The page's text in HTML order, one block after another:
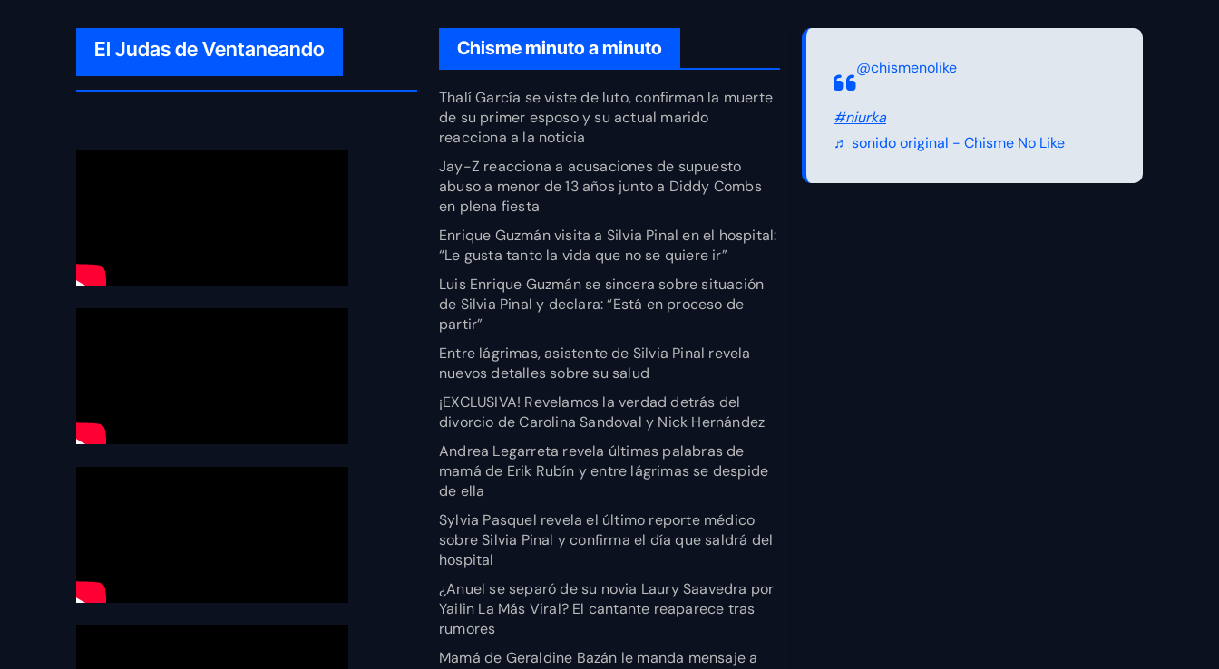
El Judas de Ventaneando Chisme minuto a minuto
Thalí García se viste de luto, confirman la muerte
de su primer esposo y su actual marido
reacciona a la noticia
Jay-Z reacciona a acusaciones de supuesto
abuso a menor de 13 años junto a Diddy Combs
en plena fiesta
Enrique Guzmán visita a Silvia Pinal en el hospital:
“Le gusta tanto la vida que no se quiere ir”
Luis Enrique Guzmán se sincera sobre situación
de Silvia Pinal y declara: “Está en proceso de
partir”
Entre lágrimas, asistente de Silvia Pinal revela
nuevos detalles sobre su salud
¡EXCLUSIVA! Revelamos la verdad detrás del
divorcio de Carolina Sandoval y Nick Hernández
Andrea Legarreta revela últimas palabras de
mamá de Erik Rubín y entre lágrimas se despide
de ella
Sylvia Pasquel revela el último reporte médico
sobre Silvia Pinal y confirma el día que saldrá del
hospital
¿Anuel se separó de su novia Laury Saavedra por
Yailin La Más Viral? El cantante reaparece tras
rumores
Mamá de Geraldine Bazán le manda mensaje a
@chismenolike
#niurka
♬ sonido original - Chisme No Like